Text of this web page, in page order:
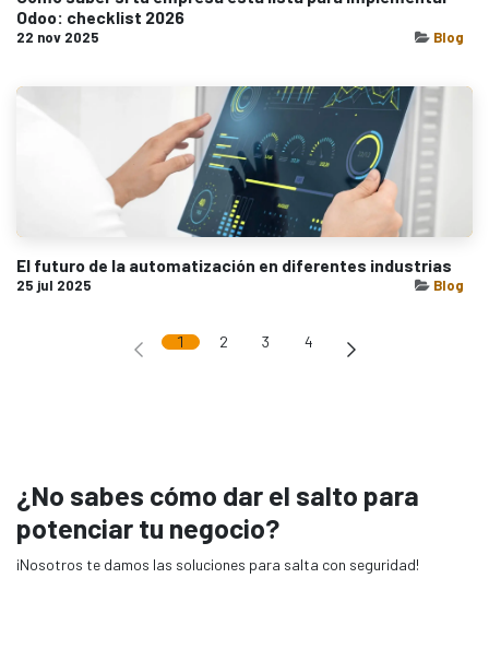
Odoo: checklist 2026
22 nov 2025 Blog
El futuro de la automatización en diferentes industrias
25 jul 2025 Blog
1 2 3 4
¿No sabes cómo dar el salto para
potenciar tu negocio?
¡Nosotros te damos las soluciones para salta con seguridad!